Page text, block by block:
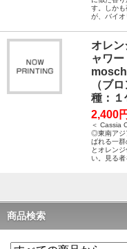
す。しか
が、バイオ
オレ
ャワ
（ブ
種：１
2,400
＜ Cassia
◎東南アジ
ばれる一
とオレン
い。見る者
商品検索